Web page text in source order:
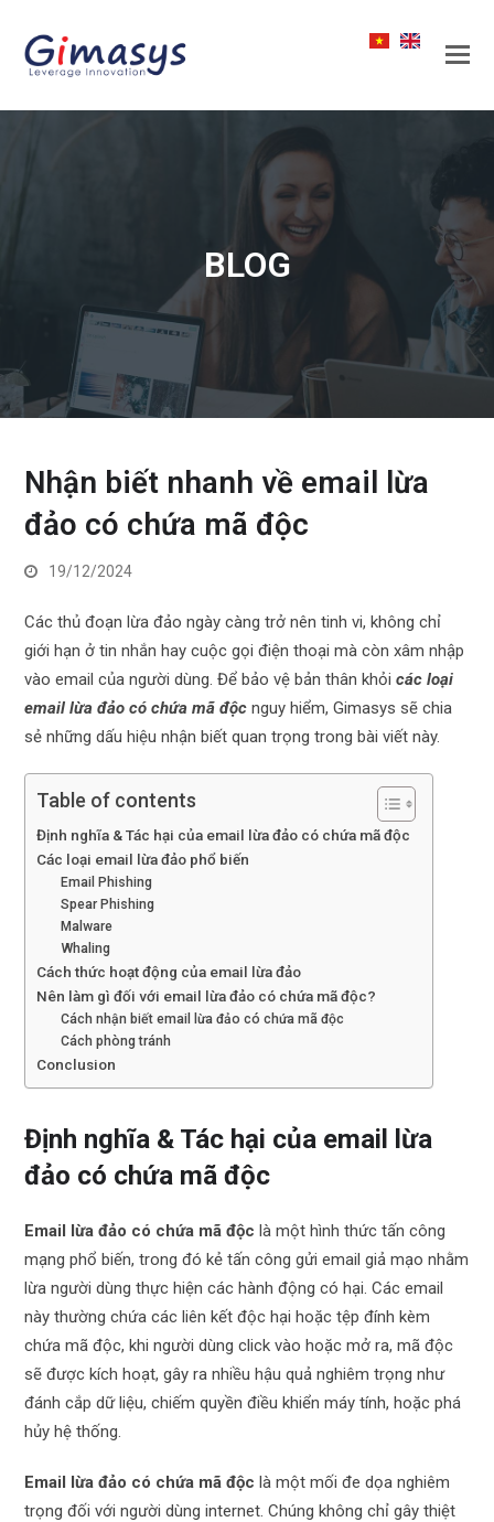
BLOG
Nhận biết nhanh về email lừa
đảo có chứa mã độc
19/12/2024
Các thủ đoạn lừa đảo ngày càng trở nên tinh vi, không chỉ
giới hạn ở tin nhắn hay cuộc gọi điện thoại mà còn xâm nhập
vào email của người dùng. Để bảo vệ bản thân khỏicác loại
email lừa đảo có chứa mã độc nguy hiểm, Gimasys sẽ chia
sẻ những dấu hiệu nhận biết quan trọng trong bài viết này.
Table of contents
Định nghĩa & Tác hại của email lừa đảo có chứa mã độc
Các loại email lừa đảo phổ biến
Email Phishing
Spear Phishing
Malware
Whaling
Cách thức hoạt động của email lừa đảo
Nên làm gì đối với email lừa đảo có chứa mã độc?
Cách nhận biết email lừa đảo có chứa mã độc
Cách phòng tránh
Conclusion
Định nghĩa & Tác hại của email lừa
đảo có chứa mã độc
Email lừa đảo có chứa mã độc là một hình thức tấn công
mạng phổ biến, trong đó kẻ tấn công gửi email giả mạo nhằm
lừa người dùng thực hiện các hành động có hại. Các email
này thường chứa các liên kết độc hại hoặc tệp đính kèm
chứa mã độc, khi người dùng click vào hoặc mở ra, mã độc
sẽ được kích hoạt, gây ra nhiều hậu quả nghiêm trọng như
đánh cắp dữ liệu, chiếm quyền điều khiển máy tính, hoặc phá
hủy hệ thống.
Email lừa đảo có chứa mã độc là một mối đe dọa nghiêm
trọng đối với người dùng internet. Chúng không chỉ gây thiệt